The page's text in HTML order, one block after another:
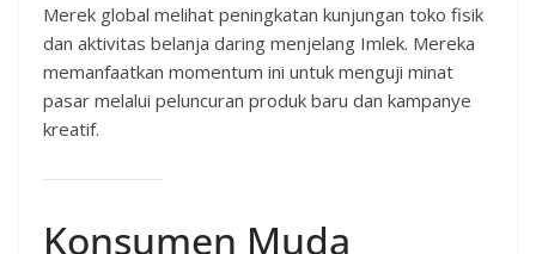
Merek global melihat peningkatan kunjungan toko fisik
dan aktivitas belanja daring menjelang Imlek. Mereka
memanfaatkan momentum ini untuk menguji minat
pasar melalui peluncuran produk baru dan kampanye
kreatif.
Konsumen Muda